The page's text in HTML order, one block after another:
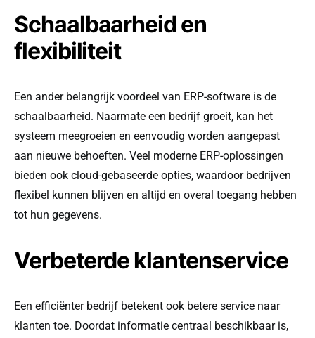
Schaalbaarheid en
flexibiliteit
Een ander belangrijk voordeel van ERP-software is de
schaalbaarheid. Naarmate een bedrijf groeit, kan het
systeem meegroeien en eenvoudig worden aangepast
aan nieuwe behoeften. Veel moderne ERP-oplossingen
bieden ook cloud-gebaseerde opties, waardoor bedrijven
flexibel kunnen blijven en altijd en overal toegang hebben
tot hun gegevens.
Verbeterde klantenservice
Een efficiënter bedrijf betekent ook betere service naar
klanten toe. Doordat informatie centraal beschikbaar is,